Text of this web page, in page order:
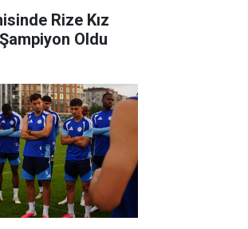
Rize Kız
Oldu